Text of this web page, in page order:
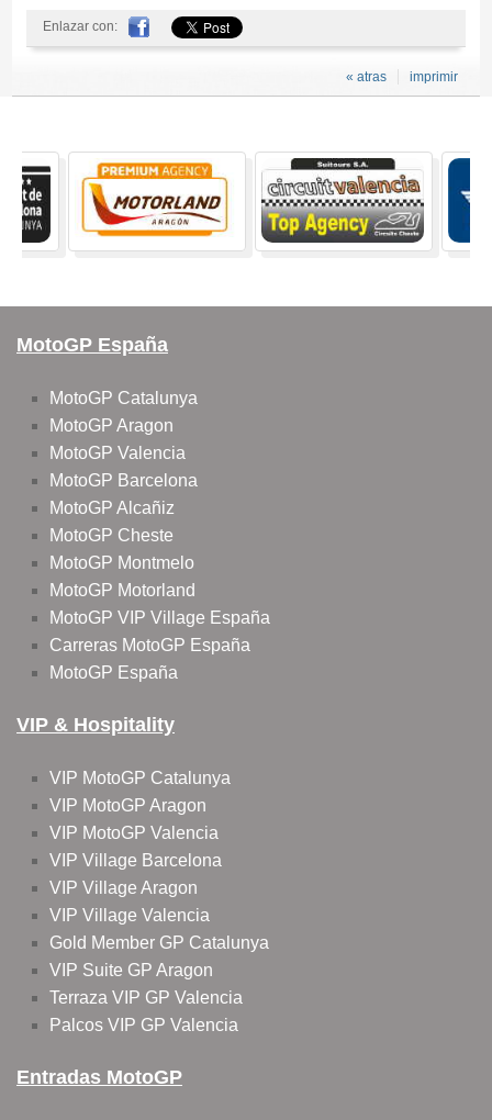
Enlazar con:
imprimir
« atras
MotoGP España
MotoGP Catalunya
MotoGP Aragon
MotoGP Valencia
MotoGP Barcelona
MotoGP Alcañiz
MotoGP Cheste
MotoGP Montmelo
MotoGP Motorland
MotoGP VIP Village España
Carreras MotoGP España
MotoGP España
VIP & Hospitality
VIP MotoGP Catalunya
VIP MotoGP Aragon
VIP MotoGP Valencia
VIP Village Barcelona
VIP Village Aragon
VIP Village Valencia
Gold Member GP Catalunya
VIP Suite GP Aragon
Terraza VIP GP Valencia
Palcos VIP GP Valencia
Entradas MotoGP